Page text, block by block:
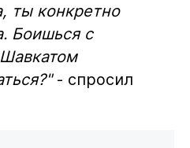
ты конкретно
Боишься с
- спросил